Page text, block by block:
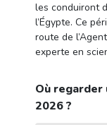
les conduiront
l’Égypte. Ce
route de
experte en
Où regarder
2026 ?